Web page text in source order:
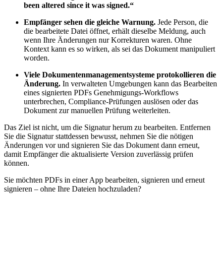
been altered since it was signed.“
Empfänger sehen die gleiche Warnung. Jede Person, die
die bearbeitete Datei öffnet, erhält dieselbe Meldung, auch
wenn Ihre Änderungen nur Korrekturen waren. Ohne
Kontext kann es so wirken, als sei das Dokument manipuliert
worden.
Viele Dokumentenmanagementsysteme protokollieren die
Änderung. In verwalteten Umgebungen kann das Bearbeiten
eines signierten PDFs Genehmigungs-Workflows
unterbrechen, Compliance-Prüfungen auslösen oder das
Dokument zur manuellen Prüfung weiterleiten.
Das Ziel ist nicht, um die Signatur herum zu bearbeiten. Entfernen
Sie die Signatur stattdessen bewusst, nehmen Sie die nötigen
Änderungen vor und signieren Sie das Dokument dann erneut,
damit Empfänger die aktualisierte Version zuverlässig prüfen
können.
Sie möchten PDFs in einer App bearbeiten, signieren und erneut
signieren – ohne Ihre Dateien hochzuladen?